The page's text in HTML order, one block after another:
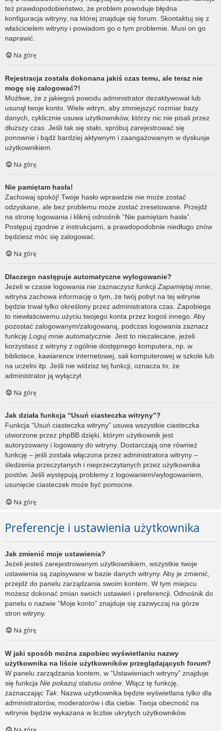
też prawdopodobieństwo, że problem powoduje błędna
konfiguracja witryny, na której znajduje się forum. Skontaktuj się z
właścicielem witryny i powiadom go o tym problemie. Musi on go
naprawić.
Na górę
Rejestracja została dokonana jakiś czas temu, ale teraz nie
mogę się zalogować?!
Możliwe, że z jakiegoś powodu administrator dezaktywował lub
usunął twoje konto. Wiele witryn, aby zmniejszyć rozmiar bazy
danych, cyklicznie usuwa użytkowników, którzy nic nie pisali przez
dłuższy czas. Jeśli tak się stało, spróbuj zarejestrować się
ponownie i bądź bardziej aktywnym i zaangażowanym w dyskusje
użytkownikiem.
Na górę
Nie pamiętam hasła!
Zachowaj spokój! Twoje hasło wprawdzie nie może zostać
odzyskane, ale bez problemu może zostać zresetowane. Przejdź
na stronę logowania i kliknij odnośnik “Nie pamiętam hasła”.
Postępuj zgodnie z instrukcjami, a prawdopodobnie niedługo znów
będziesz móc się zalogować.
Na górę
Dlaczego następuje automatyczne wylogowanie?
Jeżeli w czasie logowania nie zaznaczysz funkcji Zapamiętaj mnie
witryna zachowa informację o tym, że twój pobyt na tej witrynie
będzie trwał tylko określony przez administratora czas. Zapobiega
to niewłaściwemu użyciu twojego konta przez kogoś innego. Aby
pozostać zalogowanym/zalogowaną, podczas logowania zaznacz
funkcję Loguj mnie automatycznie . Jest to niezalecane, jeżeli
korzystasz z witryny z ogólnie dostępnego komputera, np. w
bibliotece, kawiarence internetowej, sali komputerowej w szkole lub
na uczelni itp. Jeśli nie widzisz tej funkcji, oznacza to, że
administrator ją wyłączył.
Na górę
Jak działa funkcja “Usuń ciasteczka witryny”?
Funkcja “Usuń ciasteczka witryny” usuwa wszystkie ciasteczka
utworzone przez phpBB dzięki, którym użytkownik jest
autoryzowany i logowany do witryny. Dostarczają one również
funkcję – jeśli została włączona przez administratora witryny –
śledzenia przeczytanych i nieprzeczytanych przez użytkownika
postów. Jeśli występują problemy z logowaniem/wylogowaniem,
usunięcie ciasteczek może być pomocne.
Na górę
Preferencje i ustawienia użytkownika
Jak zmienić moje ustawienia?
Jeżeli jesteś zarejestrowanym użytkownikiem, wszystkie twoje
ustawienia są zapisywane w bazie danych witryny. Aby je zmienić,
przejdź do panelu zarządzania swoim kontem. W tym miejscu
możesz dokonać zmian swoich ustawień i preferencji. Odnośnik do
panelu o nazwie “Moje konto” znajduje się zazwyczaj na górze
stron witryny.
Na górę
W jaki sposób można zapobiec wyświetlaniu nazwy
użytkownika na liście użytkowników przeglądających forum?
W panelu zarządzania kontem, w “Ustawieniach witryny” znajduje
się funkcja Nie pokazuj statusu online . Włącz tę funkcję,
zaznaczając Tak. Nazwa użytkownika będzie wyświetlana tylko dla
administratorów, moderatorów i dla ciebie. Twoja obecność na
witrynie będzie wykazana w liczbie ukrytych użytkowników.